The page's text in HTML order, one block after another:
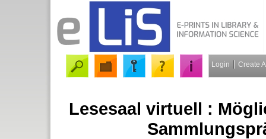
Login Create
Lesesaal virtuell :